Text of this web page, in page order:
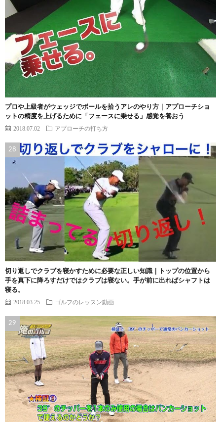
プロや上級者がウェッジでボールを拾うアレのやり方｜アプローチショ
ットの精度を上げるために「フェースに乗せる」感覚を養おう
2018.07.02 アプローチの打ち方
切り返しでクラブを寝かすために必要な正しい知識｜トップの位置から
手を真下に降ろすだけではクラブは寝ない。手が前に出ればシャフトは
寝る。
2018.03.25 ゴルフのレッスン動画